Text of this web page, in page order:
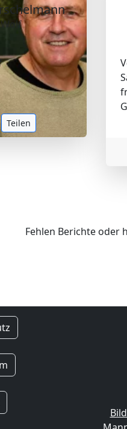
Teilen
Fehlen Berichte oder